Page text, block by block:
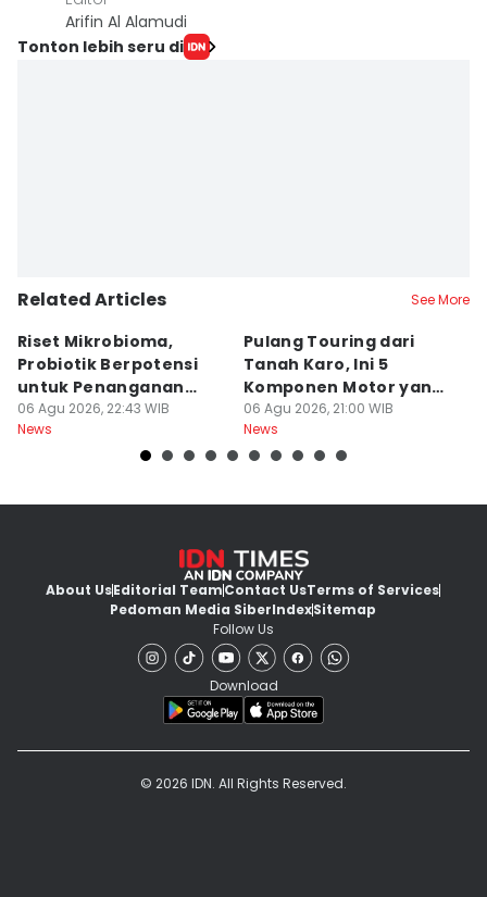
Arifin Al Alamudi
Tonton lebih seru di
Related Articles See More
Riset Mikrobioma,
Probiotik Berpotensi
untuk Penanganan
Jerawat
06 Agu 2026, 22:43 WIB
News
Pulang Touring dari
Tanah Karo, Ini 5
Komponen Motor yang
Wajib Dicek
06 Agu 2026, 21:00 WIB
News
About UsEditorial TeamContact UsTerms of Services
Pedoman Media SiberIndexSitemap
Follow Us
Download
© 2026 IDN. All Rights Reserved.